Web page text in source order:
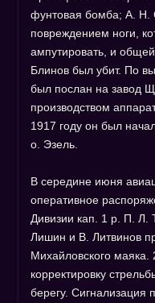
фунтовая бомба; А. Н.
повреждением ноги,
ампутировать, и общей
Блинов был убит. По
был послан на завод
производством
1917 году он был
о. Эзель.
В середине июня
оперативное
Дивизии кап. 1 р. П. Л.
Лишин и В. Литвинов
Михайловского маяка.
корректировку
берегу. Сигнализация